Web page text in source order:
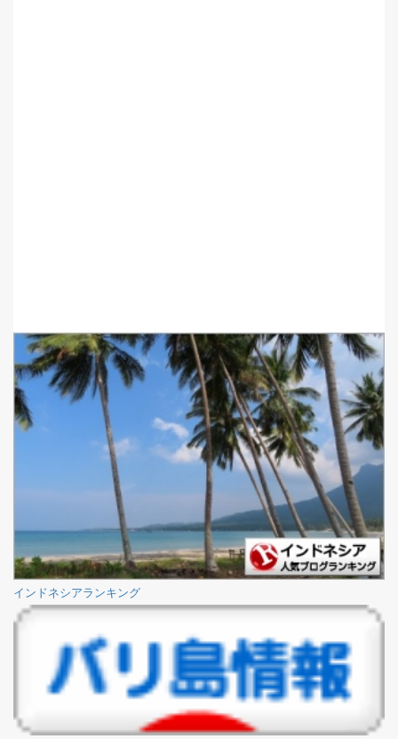
インドネシアランキング